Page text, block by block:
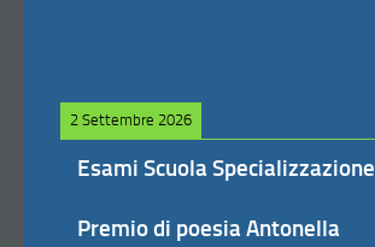
2 Settembre 2026
Esami Scuola Specializzazione
Premio di poesia Antonella